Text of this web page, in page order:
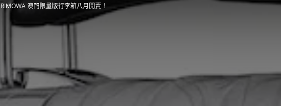
RIMOWA 澳門限量版行李箱八月開賣！